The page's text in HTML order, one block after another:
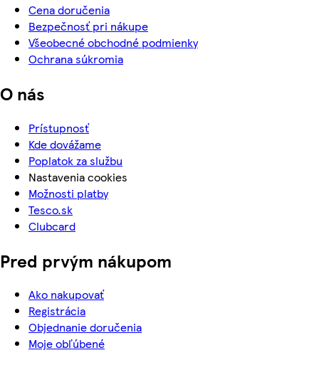
Cena doručenia
Bezpečnosť pri nákupe
Všeobecné obchodné podmienky
Ochrana súkromia
O nás
Prístupnosť
Kde dovážame
Poplatok za službu
Nastavenia cookies
Možnosti platby
Tesco.sk
Clubcard
Pred prvým nákupom
Ako nakupovať
Registrácia
Objednanie doručenia
Moje obľúbené